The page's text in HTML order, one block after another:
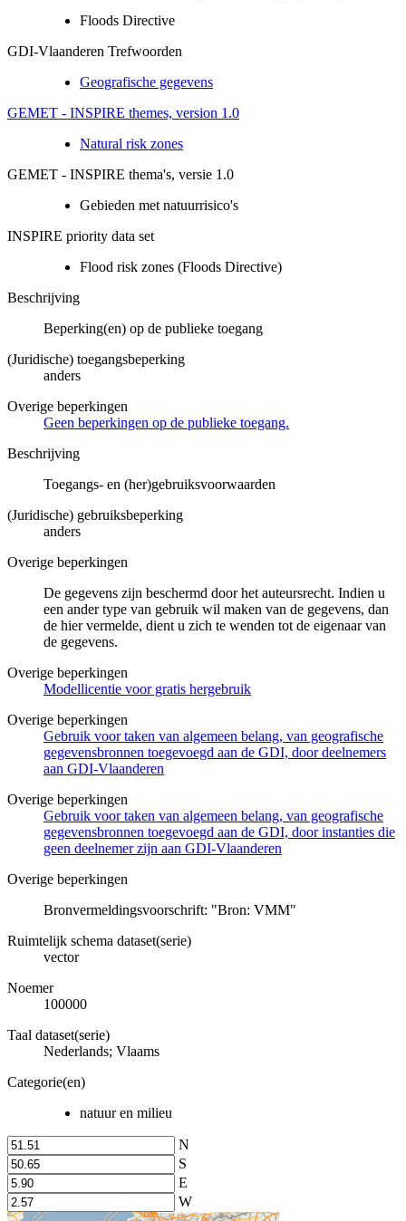
Floods Directive
GDI-Vlaanderen Trefwoorden
Geografische gegevens
GEMET - INSPIRE themes, version 1.0
Natural risk zones
GEMET - INSPIRE thema's, versie 1.0
Gebieden met natuurrisico's
INSPIRE priority data set
Flood risk zones (Floods Directive)
Beschrijving
Beperking(en) op de publieke toegang
(Juridische) toegangsbeperking
anders
Overige beperkingen
Geen beperkingen op de publieke toegang.
Beschrijving
Toegangs- en (her)gebruiksvoorwaarden
(Juridische) gebruiksbeperking
anders
Overige beperkingen
De gegevens zijn beschermd door het auteursrecht. Indien u
een ander type van gebruik wil maken van de gegevens, dan
de hier vermelde, dient u zich te wenden tot de eigenaar van
de gegevens.
Overige beperkingen
Modellicentie voor gratis hergebruik
Overige beperkingen
Gebruik voor taken van algemeen belang, van geografische
gegevensbronnen toegevoegd aan de GDI, door deelnemers
aan GDI-Vlaanderen
Overige beperkingen
Gebruik voor taken van algemeen belang, van geografische
gegevensbronnen toegevoegd aan de GDI, door instanties die
geen deelnemer zijn aan GDI-Vlaanderen
Overige beperkingen
Bronvermeldingsvoorschrift: "Bron: VMM"
Ruimtelijk schema dataset(serie)
vector
Noemer
100000
Taal dataset(serie)
Nederlands; Vlaams
Categorie(en)
natuur en milieu
N
S
E
W